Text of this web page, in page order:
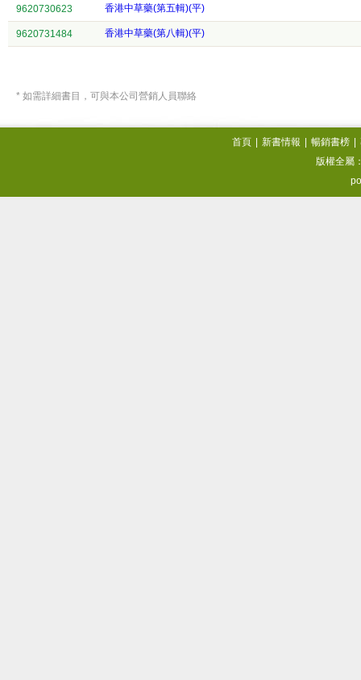
9620730623 香港中草藥(第五輯)(平)
9620731484 香港中草藥(第八輯)(平)
* 如需詳細書目，可與本公司營銷人員聯絡
首頁 新書情報 暢銷書榜
版權全屬